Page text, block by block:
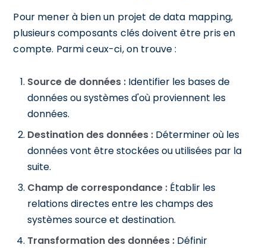
Pour mener à bien un projet de data mapping,
plusieurs composants clés doivent être pris en
compte. Parmi ceux-ci, on trouve :
Source de données : Identifier les bases de
données ou systèmes d'où proviennent les
données.
Destination des données : Déterminer où les
données vont être stockées ou utilisées par la
suite.
Champ de correspondance : Établir les
relations directes entre les champs des
systèmes source et destination.
Transformation des données : Définir